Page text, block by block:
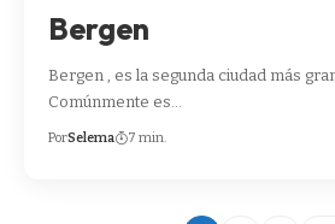
Bergen
Bergen , es la segunda ciudad más
Comúnmente es…
PorSelema 7 min.